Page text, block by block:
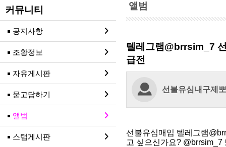
앨범
커뮤니티
공지사항
조황정보
자유게시판
묻고답하기
앨범
스탭게시판
텔레그램@brrsim_7
급전
선불유심내구제
선불유심매입 텔레그램
고 싶으신가요? @brrsim_7